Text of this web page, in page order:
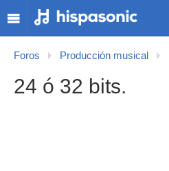
Foros Producción musical
24 ó 32 bits.